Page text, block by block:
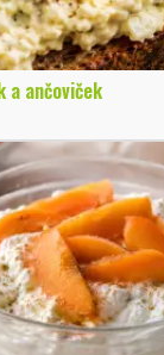
a ančoviček